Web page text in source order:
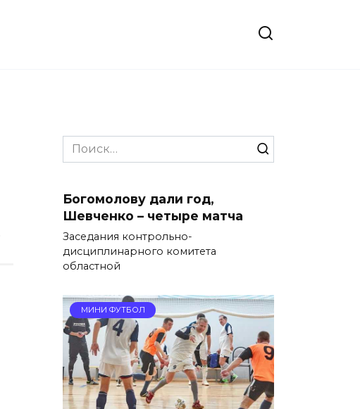
Search
for:
Богомолову дали год,
Шевченко – четыре матча
Заседания контрольно-
дисциплинарного комитета
областной
МИНИ ФУТБОЛ